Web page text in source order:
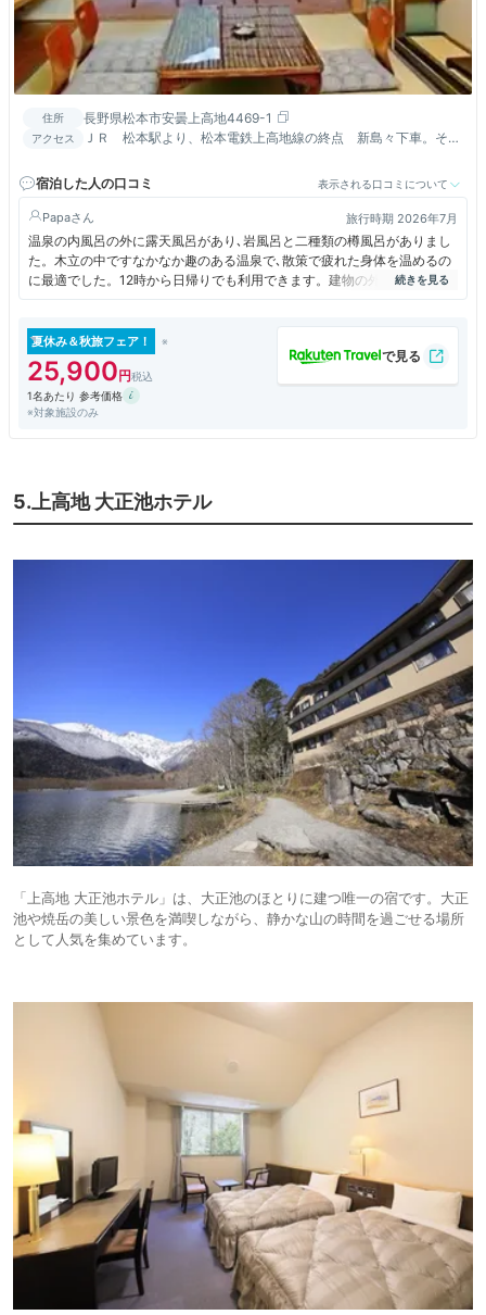
住所 長野県松本市安曇上高地4469-1
アクセス
ＪＲ 松本駅より、松本電鉄上高地線の終点 新島々下車。その
宿泊した人の口コミ
表示される口コミについて
Papa 旅行時期 2026年7月
温泉の内風呂の外に露天風呂があり､岩風呂と二種類の樽風呂がありまし
た。木立の中ですなかなか趣のある温泉で､散策で疲れた身体を温めるの
に最適でした。12時から日帰りでも利用できます。建物の外には無料の
足湯（寄付金の箱あり）もありました。河童橋から少し離れているので静
夏休み＆秋旅フェア！
25,900
1名あたり 参考価格
※対象施設のみ
5.上高地 大正池ホテル
「上高地 大正池ホテル」は、大正池のほとりに建つ唯一の宿です。大正
池や焼岳の美しい景色を満喫しながら、静かな山の時間を過ごせる場所
として人気を集めています。